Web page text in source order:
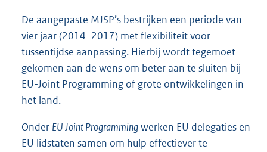
De aangepaste MJSP’s bestrijken een periode van
vier jaar (2014–2017) met flexibiliteit voor
tussentijdse aanpassing. Hierbij wordt tegemoet
gekomen aan de wens om beter aan te sluiten bij
EU-Joint Programming of grote ontwikkelingen in
het land.
Onder EU Joint Programmingwerken EU delegaties en
EU lidstaten samen om hulp effectiever te